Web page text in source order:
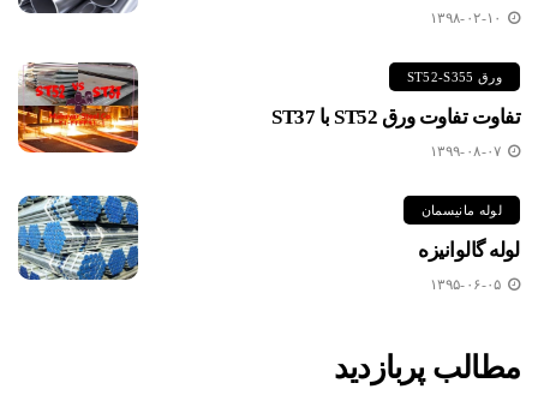
۱۳۹۸-۰۲-۱۰
ورق ST52-S355
تفاوت تفاوت ورق ST52 با ST37
۱۳۹۹-۰۸-۰۷
لوله مانیسمان
لوله گالوانیزه
۱۳۹۵-۰۶-۰۵
مطالب پربازدید